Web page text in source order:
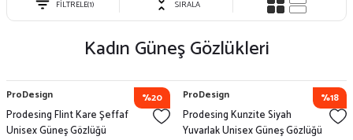
FİLTRELE(1) SIRALA
Kadın Güneş Gözlükleri
%20
ProDesign
Prodesing Flint Kare Şeffaf
Unisex Güneş Gözlüğü
%18
ProDesign
Prodesing Kunzite Siyah
Yuvarlak Unisex Güneş Gözlüğü